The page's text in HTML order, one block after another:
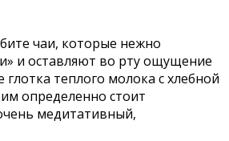
чаи, которые нежно
и оставляют во рту ощущение
глотка теплого молока с хлебной
определенно стоит
медитативный,